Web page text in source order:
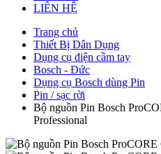
LIÊN HỆ
Trang chủ
Thiết Bị Dân Dụng
Dụng cụ điện cầm tay
Bosch - Đức
Dụng cụ Bosch dùng Pin
Pin / sạc rời
Bộ nguồn Pin Bosch
Professional